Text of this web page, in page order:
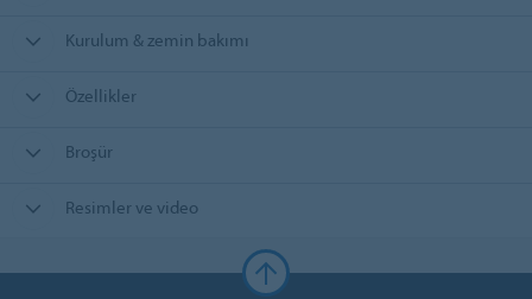
Kurulum & zemin bakımı
Özellikler
Broşür
Resimler ve video